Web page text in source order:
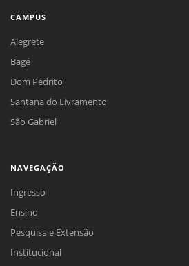
CAMPUS
Alegrete
Bagé
Dom Pedrito
Santana do Livramento
São Gabriel
NAVEGAÇÃO
Ingresso
Ensino
Pesquisa e Extensão
Institucional